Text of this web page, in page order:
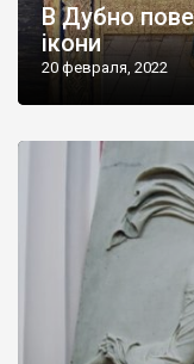
В Дубно
ікони
20 февраля, 2022